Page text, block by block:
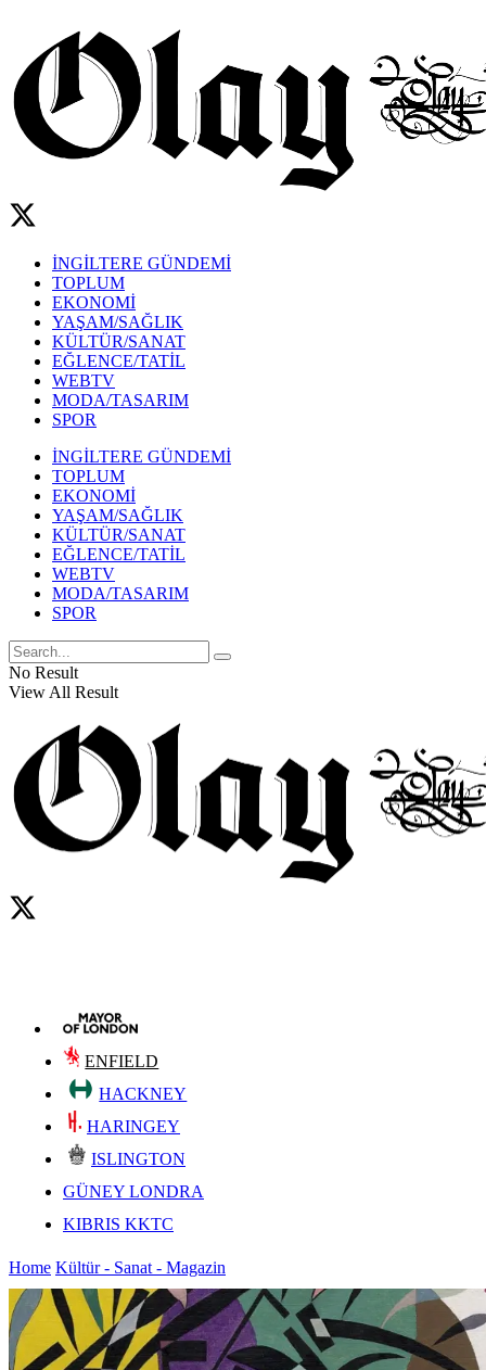
İNGİLTERE GÜNDEMİ
TOPLUM
EKONOMİ
YAŞAM/SAĞLIK
KÜLTÜR/SANAT
EĞLENCE/TATİL
WEBTV
MODA/TASARIM
SPOR
İNGİLTERE GÜNDEMİ
TOPLUM
EKONOMİ
YAŞAM/SAĞLIK
KÜLTÜR/SANAT
EĞLENCE/TATİL
WEBTV
MODA/TASARIM
SPOR
No Result
View All Result
ENFIELD
HACKNEY
HARINGEY
ISLINGTON
GÜNEY LONDRA
KIBRIS KKTC
Home Kültür - Sanat - Magazin